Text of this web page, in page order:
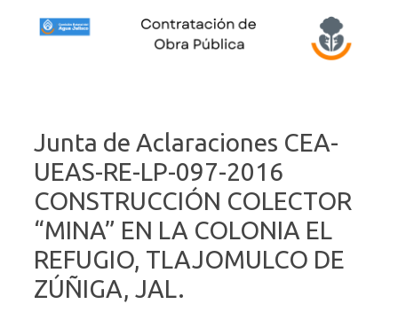
Junta de Aclaraciones CEA-
UEAS-RE-LP-097-2016
CONSTRUCCIÓN COLECTOR
“MINA” EN LA COLONIA EL
REFUGIO, TLAJOMULCO DE
ZÚÑIGA, JAL.